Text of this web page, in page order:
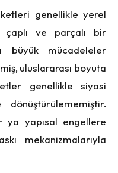
genellikle yerel
çaplı ve parçalı bir
büyük mücadeleler
uluslararası boyuta
genellikle siyasi
ya yapısal engellere
mekanizmalarıyla